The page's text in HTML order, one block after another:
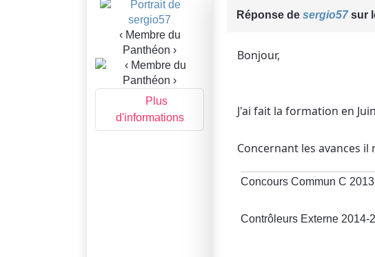
‹ Membre du
Panthéon ›
Plus
d'informations
Réponse de sergio57sur
Bonjour,
J'ai fait la formation en
Concernant les avances
Concours Commun C
Contrôleurs Externe 2014-